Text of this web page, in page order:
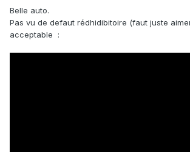
Belle auto.
Pas vu de defaut rédhidibitoire (faut juste
acceptable :